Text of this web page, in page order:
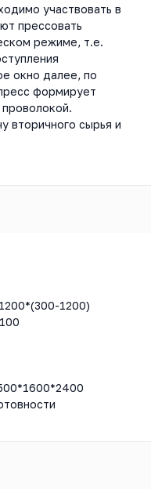
участвовать в
прессовать
режиме, т.е.
окно далее, по
формирует
вторичного сырья и
1200)